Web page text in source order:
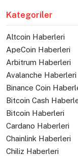
Kategoriler
Altcoin Haberleri
ApeCoin Haberleri
Arbitrum Haberleri
Avalanche Haberleri
Binance Coin
Bitcoin Cash
Bitcoin Haberleri
Cardano Haberleri
Chainlink Haberleri
Chiliz Haberleri